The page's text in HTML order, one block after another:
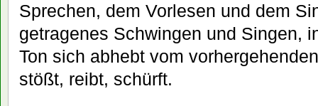
Sprechen, dem Vorlesen und dem
getragenes Schwingen und Singen,
Ton sich abhebt vom
stößt, reibt, schürft.